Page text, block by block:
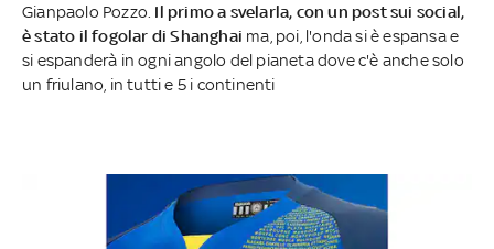
Gianpaolo Pozzo. Il primo a svelarla, con un post sui social,
è stato il fogolar di Shanghai ma, poi, l'onda si è espansa e
si espanderà in ogni angolo del pianeta dove c'è anche solo
un friulano, in tutti e 5 i continenti